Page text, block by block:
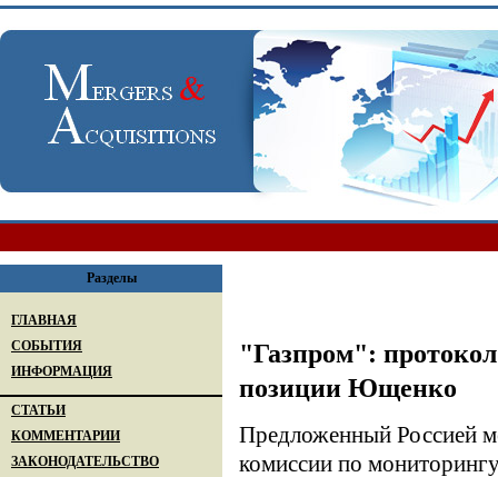
Разделы
ГЛАВНАЯ
СОБЫТИЯ
ИНФОРМАЦИЯ
СТАТЬИ
КОММЕНТАРИИ
ЗАКОНОДАТЕЛЬСТВО
"Газпром":
позиции Ющенко
Предложенный Россией
комиссии по